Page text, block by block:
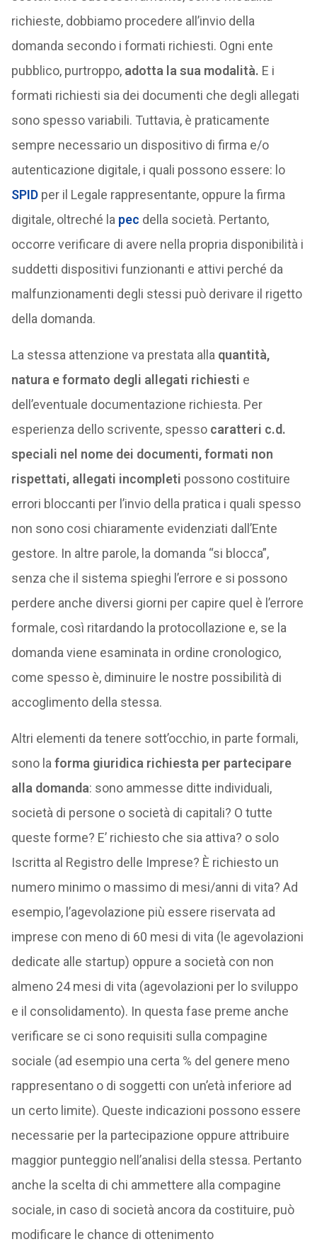
richieste, dobbiamo procedere all’invio della
domanda secondo i formati richiesti. Ogni ente
pubblico, purtroppo, adotta la sua modalità. E i
formati richiesti sia dei documenti che degli allegati
sono spesso variabili. Tuttavia, è praticamente
sempre necessario un dispositivo di firma e/o
autenticazione digitale, i quali possono essere: lo
SPIDper il Legale rappresentante, oppure la firma
digitale, oltreché la pec della società. Pertanto,
occorre verificare di avere nella propria disponibilità i
suddetti dispositivi funzionanti e attivi perché da
malfunzionamenti degli stessi può derivare il rigetto
della domanda.
La stessa attenzione va prestata alla quantità,
natura e formato degli allegati richiesti e
dell’eventuale documentazione richiesta. Per
esperienza dello scrivente, spesso caratteri c.d.
speciali nel nome dei documenti, formati non
rispettati, allegati incompleti possono costituire
errori bloccanti per l’invio della pratica i quali spesso
non sono cosi chiaramente evidenziati dall’Ente
gestore. In altre parole, la domanda “si blocca”,
senza che il sistema spieghi l’errore e si possono
perdere anche diversi giorni per capire quel è l’errore
formale, così ritardando la protocollazione e, se la
domanda viene esaminata in ordine cronologico,
come spesso è, diminuire le nostre possibilità di
accoglimento della stessa.
Altri elementi da tenere sott’occhio, in parte formali,
sono la forma giuridica richiesta per partecipare
alla domanda: sono ammesse ditte individuali,
società di persone o società di capitali? O tutte
queste forme? E’ richiesto che sia attiva? o solo
Iscritta al Registro delle Imprese? È richiesto un
numero minimo o massimo di mesi/anni di vita? Ad
esempio, l’agevolazione più essere riservata ad
imprese con meno di 60 mesi di vita (le agevolazioni
dedicate alle startup) oppure a società con non
almeno 24 mesi di vita (agevolazioni per lo sviluppo
e il consolidamento). In questa fase preme anche
verificare se ci sono requisiti sulla compagine
sociale (ad esempio una certa % del genere meno
rappresentano o di soggetti con un’età inferiore ad
un certo limite). Queste indicazioni possono essere
necessarie per la partecipazione oppure attribuire
maggior punteggio nell’analisi della stessa. Pertanto
anche la scelta di chi ammettere alla compagine
sociale, in caso di società ancora da costituire, può
modificare le chance di ottenimento